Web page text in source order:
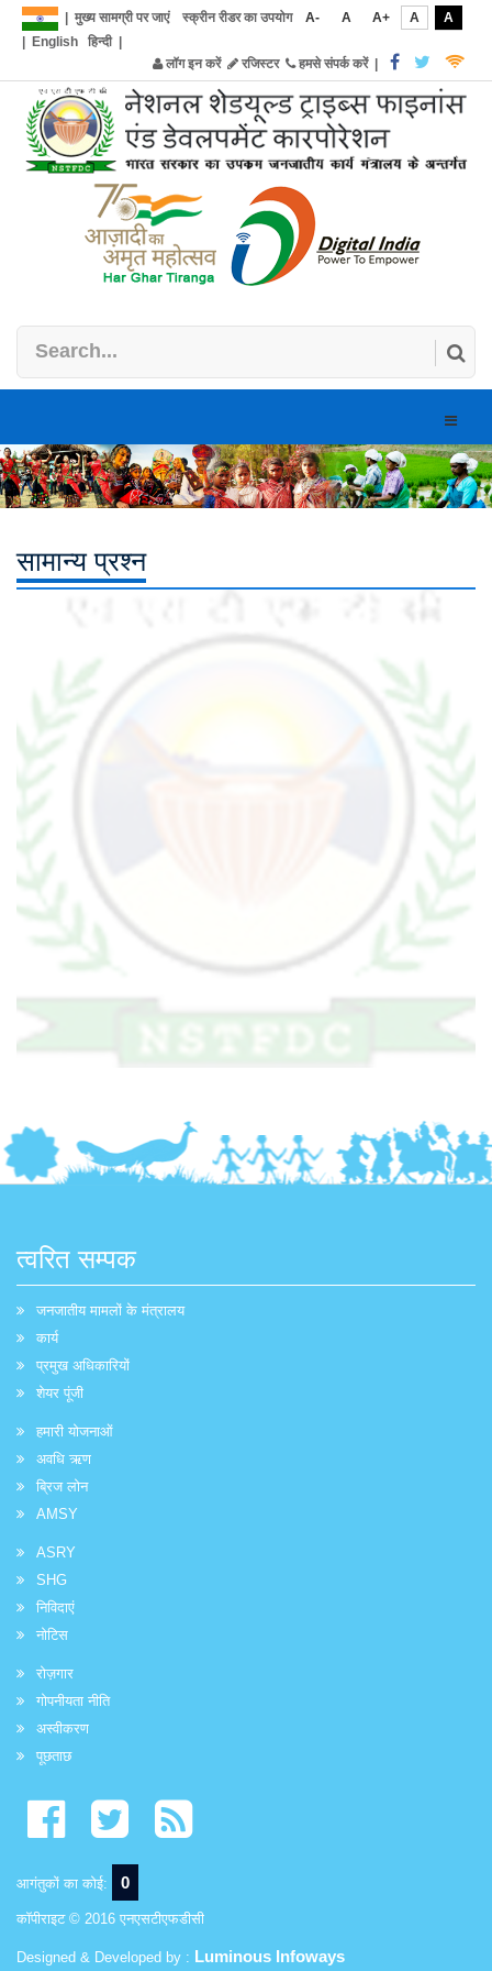
मुख्य सामग्री पर जाएं स्क्रीन रीडर का उपयोग A- A A+ A
A
English हिन्दी|
लॉग इन करें
रजिस्टर हमसे संपर्क करें|
Toggle
सामान्य प्रश्न
त्वरित सम्पक
जनजातीय मामलों के मंत्रालय
कार्य
प्रमुख अधिकारियों
शेयर पूंजी
हमारी योजनाओं
अवधि ऋण
ब्रिज लोन
AMSY
ASRY
SHG
निविदाएं
नोटिस
रोज़गार
गोपनीयता नीति
अस्वीकरण
पूछताछ
आगंतुकों का कोई: 0
कॉपीराइट © 2016 एनएसटीएफडीसी
Designed & Developed by : Luminous Infoways